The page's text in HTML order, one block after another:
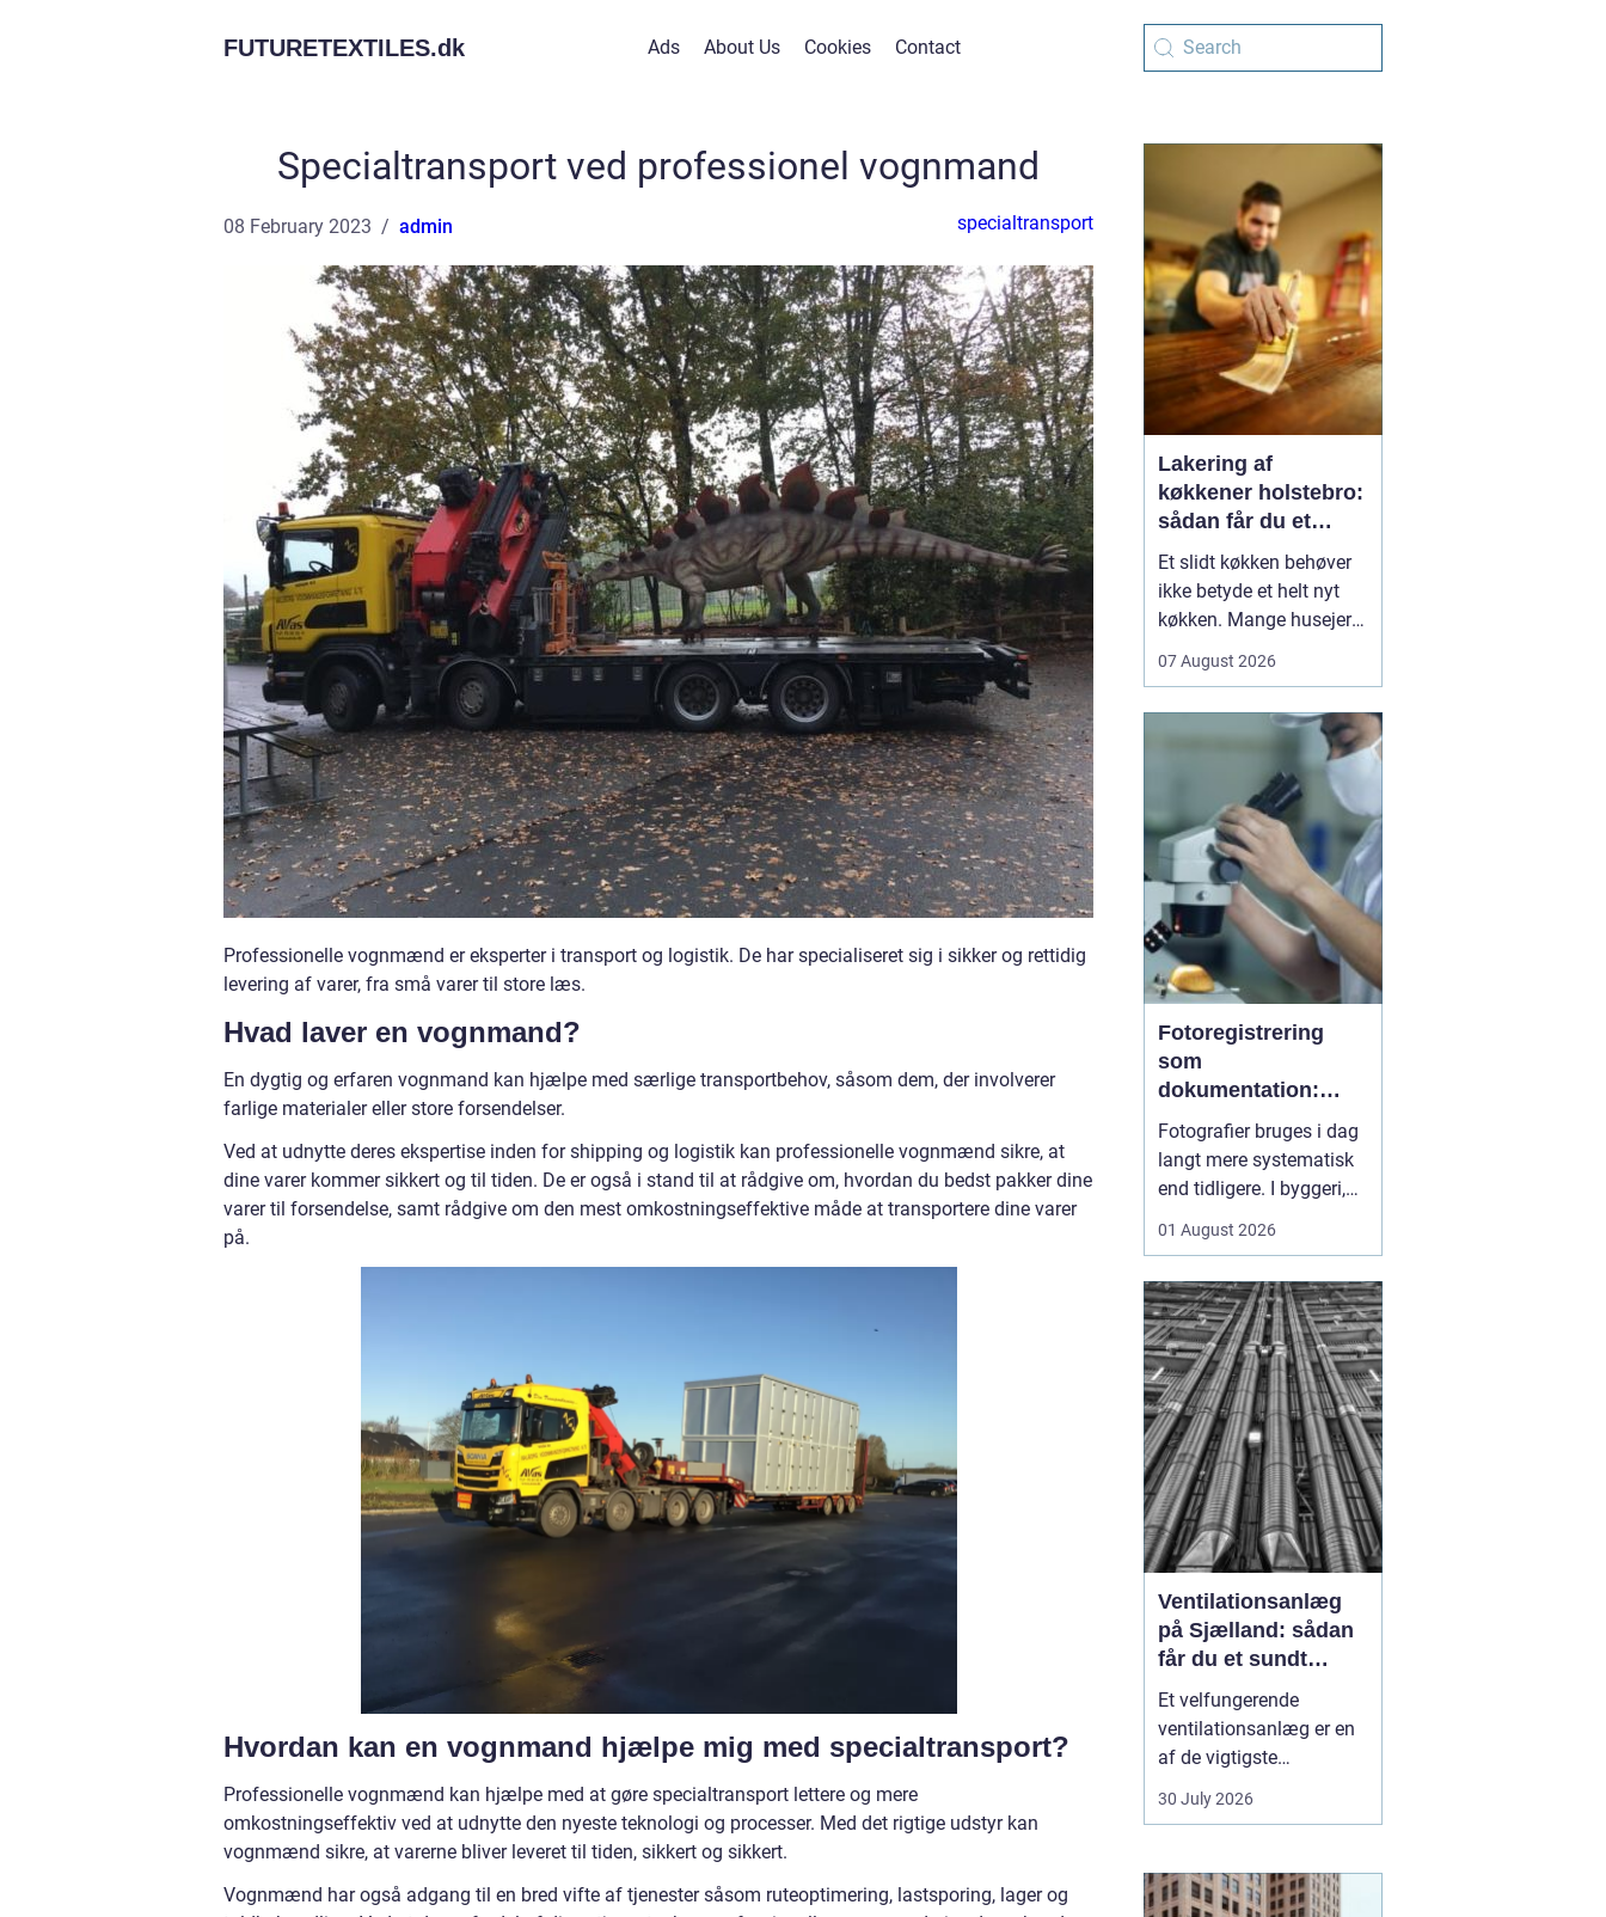
FUTURETEXTILES.dk Ads About Us Cookies Contact
Specialtransport ved professionel vognmand
08 February 2023 admin specialtransport
Professionelle vognmænd er eksperter i transport og logistik. De har specialiseret sig i sikker og rettidig
levering af varer, fra små varer til store læs.
Hvad laver en vognmand?
En dygtig og erfaren vognmand kan hjælpe med særlige transportbehov, såsom dem, der involverer
farlige materialer eller store forsendelser.
Ved at udnytte deres ekspertise inden for shipping og logistik kan professionelle vognmænd sikre, at
dine varer kommer sikkert og til tiden. De er også i stand til at rådgive om, hvordan du bedst pakker dine
varer til forsendelse, samt rådgive om den mest omkostningseffektive måde at transportere dine varer
på.
Hvordan kan en vognmand hjælpe mig med specialtransport?
Professionelle vognmænd kan hjælpe med at gøre specialtransport lettere og mere
omkostningseffektiv ved at udnytte den nyeste teknologi og processer. Med det rigtige udstyr kan
vognmænd sikre, at varerne bliver leveret til tiden, sikkert og sikkert.
Vognmænd har også adgang til en bred vifte af tjenester såsom ruteoptimering, lastsporing, lager og
Lakering af
køkkener holstebro:
sådan får du et
køkken der føles
som nyt
Et slidt køkken behøver
ikke betyde et helt nyt
køkken. Mange husejere
køkkenlåger, der fungerer
efter mange års brug.
Lakering af
køkkener Holst...
07 August 2026
Fotoregistrering
som
dokumentation:
sådan skaber
billeder overblik og
tryghed
Fotografier bruges i dag
langt mere systematisk
end tidligere. I byggeri,
arbejdsmiljø arbejder
fotoregistrering somen
fast del af
dokumentation...
01 August 2026
Ventilationsanlæg
på Sjælland: sådan
får du et sundt
indeklima
Et velfungerende
ventilationsanlæg er en
af de vigtigste
forudsætninger for et
sundt og behageligt
boligen eller på
arbejdspladsen bliver
30 July 2026